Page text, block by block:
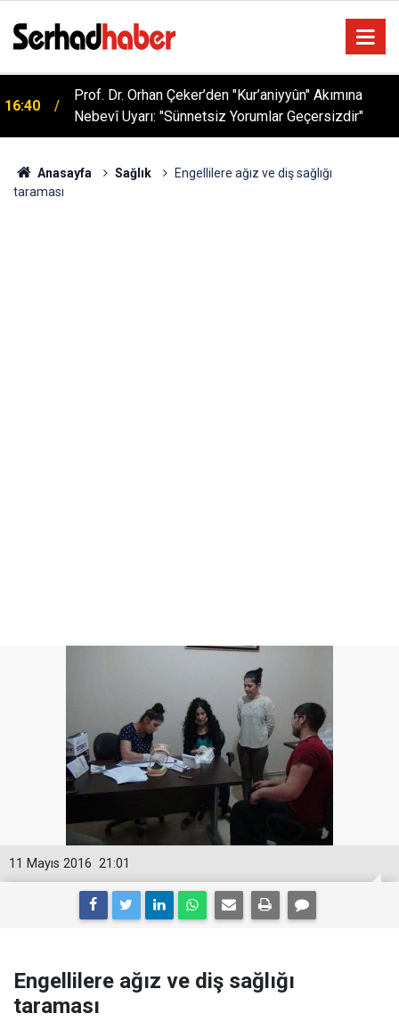
05:57
Sağlıklı Beslenmede Yeni Trend: Düşük Kalorili
Multi-Fiber İçecek Tozu
Anasayfa Sağlık
Engellilere ağız ve diş sağlığı
taraması
21:01
11 Mayıs 2016
Engellilere ağız ve diş sağlığı
taraması